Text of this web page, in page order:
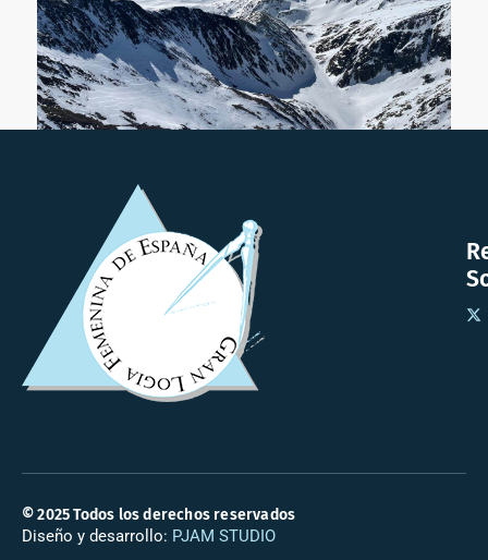
© 2025 Todos los derechos reservados
Diseño y desarrollo: PJAM STUDIO